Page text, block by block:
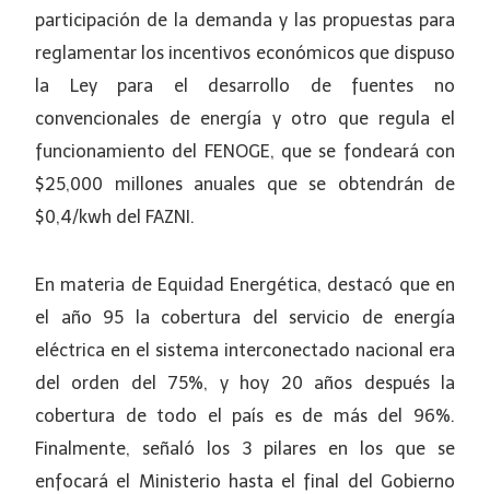
participación de la demanda y las propuestas para
reglamentar los incentivos económicos que dispuso
la Ley para el desarrollo de fuentes no
convencionales de energía y otro que regula el
funcionamiento del FENOGE, que se fondeará con
$25,000 millones anuales que se obtendrán de
$0,4/kwh del FAZNI.
En materia de Equidad Energética, destacó que en
el año 95 la cobertura del servicio de energía
eléctrica en el sistema interconectado nacional era
del orden del 75%, y hoy 20 años después la
cobertura de todo el país es de más del 96%.
Finalmente, señaló los 3 pilares en los que se
enfocará el Ministerio hasta el final del Gobierno